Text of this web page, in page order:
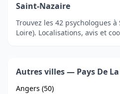
Saint-Nazaire
Trouvez les 42 psychologues à
Loire). Localisations, avis et
Autres villes — Pays De
Angers (50)